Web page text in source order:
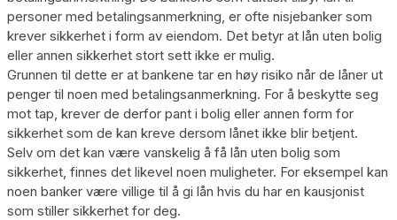
personer med betalingsanmerkning, er ofte nisjebanker som
krever sikkerhet i form av eiendom. Det betyr at lån uten bolig
eller annen sikkerhet stort sett ikke er mulig.
Grunnen til dette er at bankene tar en høy risiko når de låner ut
penger til noen med betalingsanmerkning. For å beskytte seg
mot tap, krever de derfor pant i bolig eller annen form for
sikkerhet som de kan kreve dersom lånet ikke blir betjent.
Selv om det kan være vanskelig å få lån uten bolig som
sikkerhet, finnes det likevel noen muligheter. For eksempel kan
noen banker være villige til å gi lån hvis du har en kausjonist
som stiller sikkerhet for deg.